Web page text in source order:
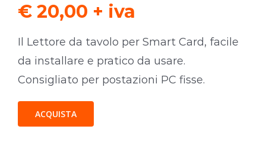
€ 20,00 + iva
Il Lettore da tavolo per Smart Card, facile
da installare e pratico da usare.
Consigliato per postazioni PC fisse.
ACQUISTA